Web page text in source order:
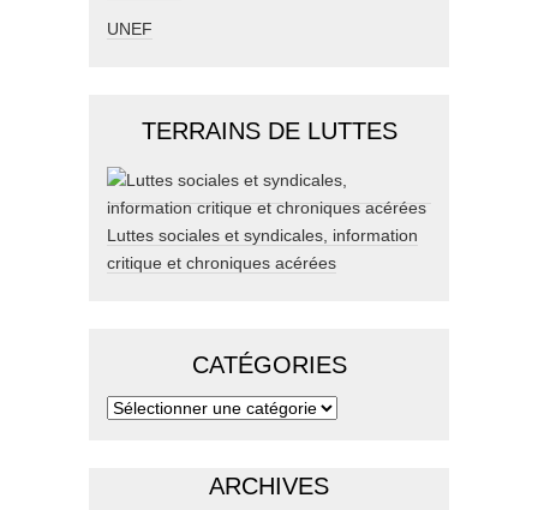
UNEF
TERRAINS DE LUTTES
Luttes sociales et syndicales, information
critique et chroniques acérées
CATÉGORIES
ARCHIVES